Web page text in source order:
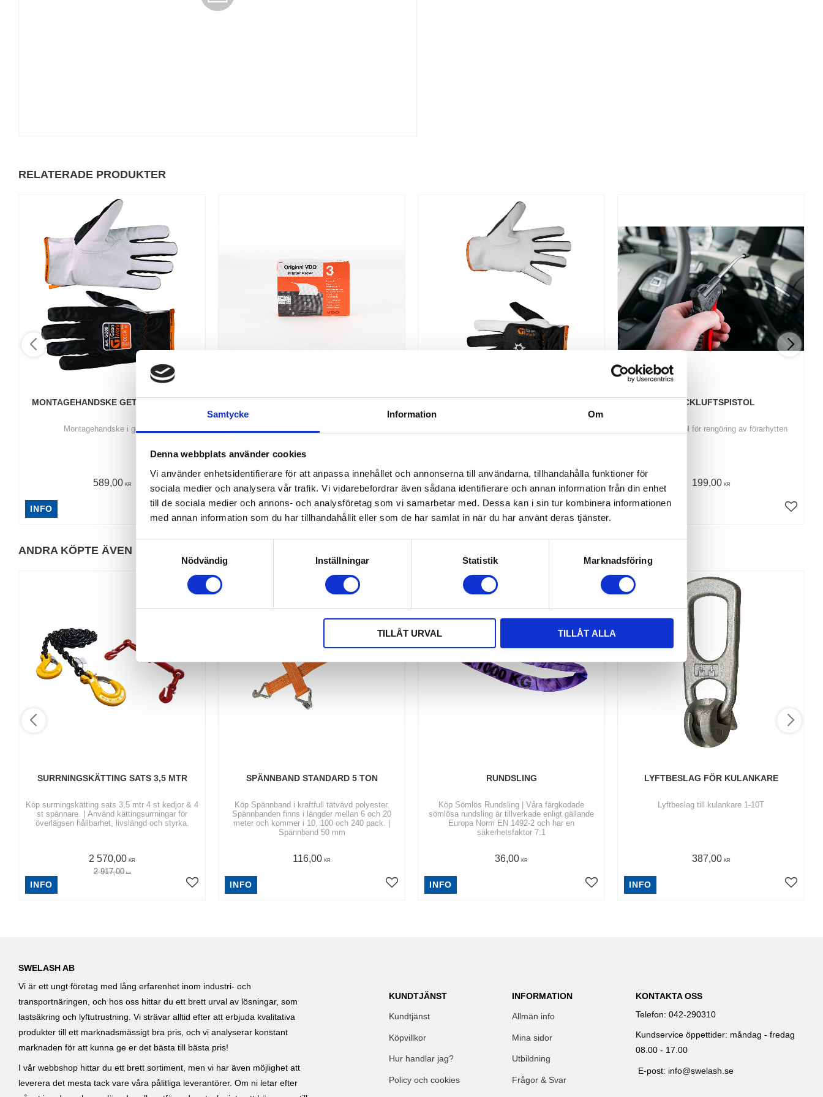
Samtycke Information Om
Denna webbplats använder cookies
Vi använder enhetsidentifierare för att anpassa innehållet och annonserna till användarna, tillhandahålla funktioner för
sociala medier och analysera vår trafik. Vi vidarebefordrar även sådana identifierare och annan information från din enhet
till de sociala medier och annons- och analysföretag som vi samarbetar med. Dessa kan i sin tur kombinera informationen
med annan information som du har tillhandahållit eller som de har samlat in när du har använt deras tjänster.
e
s
Nödvändig Inställningar Statistik Marknadsföring
TILLÅT URVAL TILLÅT ALLA
RELATERADE PRODUKTER
MONTAGEHANDSKE GETSKINN 12PAR
Montagehandske i getskinn
589,00 KR
INFO
​Godkända färdskrivarrullar för digitala
179,00 KR
INFO INFO
TRYCKLUFTSPISTOL
Tryckluftspistol för rengöring av förarhytten
199,00 KR
INFO
ANDRA KÖPTE ÄVEN
SURRNINGSKÄTTING SATS 3,5 MTR
Köp surrningskätting sats 3,5 mtr 4 st kedjor & 4
st spännare. | Använd kättingsurrningar för
överlägsen hållbarhet, livslängd och styrka.
2 570,00 KR
2 917,00 KR
%
INFO
SPÄNNBAND STANDARD 5 TON
Köp Spännband i kraftfull tätvävd polyester.
Spännbanden finns i längder mellan 6 och 20
meter och kommer i 10, 100 och 240 pack. |
Spännband 50 mm
116,00 KR
INFO
RUNDSLING
Köp Sömlös Rundsling | Våra färgkodade
sömlösa rundsling är tillverkade enligt gällande
Europa Norm EN 1492-2 och har en
säkerhetsfaktor 7:1
36,00 KR
INFO
LYFTBESLAG FÖR KULANKARE
Lyftbeslag till kulankare 1-10T
387,00 KR
INFO
SWELASH AB
Vi är ett ungt företag med lång erfarenhet inom industri- och
transportnäringen, och hos oss hittar du ett brett urval av lösningar, som
lastsäkring och lyftutrustning. Vi strävar alltid efter att erbjuda kvalitativa
produkter till ett marknadsmässigt bra pris, och vi analyserar konstant
marknaden för att kunna ge er det bästa till bästa pris!
I vår webbshop hittar du ett brett sortiment, men vi har även möjlighet att
leverera det mesta tack vare våra pålitliga leverantörer. Om ni letar efter
KUNDTJÄNST
Kundtjänst
Köpvillkor
Hur handlar jag?
Policy och cookies
INFORMATION
Allmän info
Mina sidor
Utbildning
Frågor & Svar
KONTAKTA OSS
Telefon: 042-290310
Kundservice öppettider: måndag - fredag
08.00 - 17.00
E-post: info@swelash.se